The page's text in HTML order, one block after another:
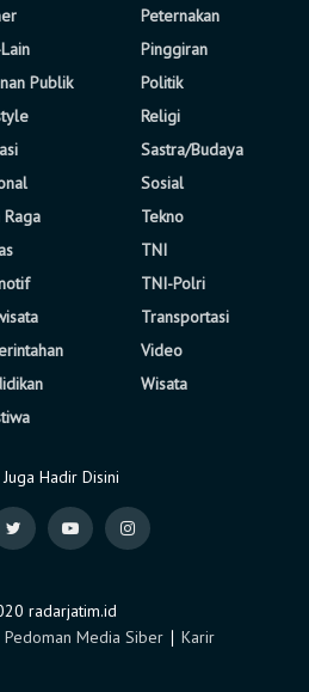
Publik
Peternakan
Pinggiran
Politik
Religi
Sastra/Budaya
Sosial
Tekno
TNI
TNI-Polri
Transportasi
Video
Wisata
Hadir Disini
radarjatim.id
Pedoman Media Siber∣ Karir